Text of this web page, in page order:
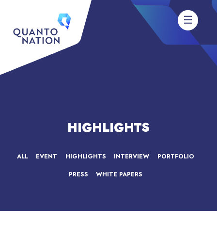
HIGHLIGHTS
ALL EVENT HIGHLIGHTS INTERVIEW PORTFOLIO
PRESS WHITE PAPERS